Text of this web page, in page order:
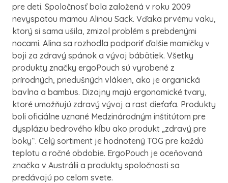
pre deti. Spoločnosť bola založená v roku 2009
nevyspatou mamou Alinou Sack. Vďaka prvému vaku,
ktorý si sama ušila, zmizol problém s prebdenými
nocami. Alina sa rozhodla podporiť ďalšie mamičky v
boji za zdravý spánok a vývoj bábätiek. Všetky
produkty značky ergoPouch sú vyrobené z
prírodných, priedušných vlákien, ako je organická
bavlna a bambus. Dizajny majú ergonomické tvary,
ktoré umožňujú zdravý vývoj a rast dieťaťa. Produkty
boli oficiálne uznané Medzinárodným inštitútom pre
dyspláziu bedrového kĺbu ako produkt „zdravý pre
boky“. Celý sortiment je hodnotený TOG pre každú
teplotu a ročné obdobie. ErgoPouch je oceňovaná
značka v Austrálii a produkty spoločnosti sa
predávajú po celom svete.